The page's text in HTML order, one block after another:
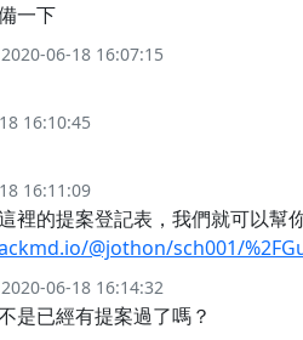
一下
2020-06-18 16:07:15
16:10:45
16:11:09
裡的提案登記表，我們就可以幫
@jothon/sch001/
2020-06-18 16:14:32
是已經有提案過了嗎？